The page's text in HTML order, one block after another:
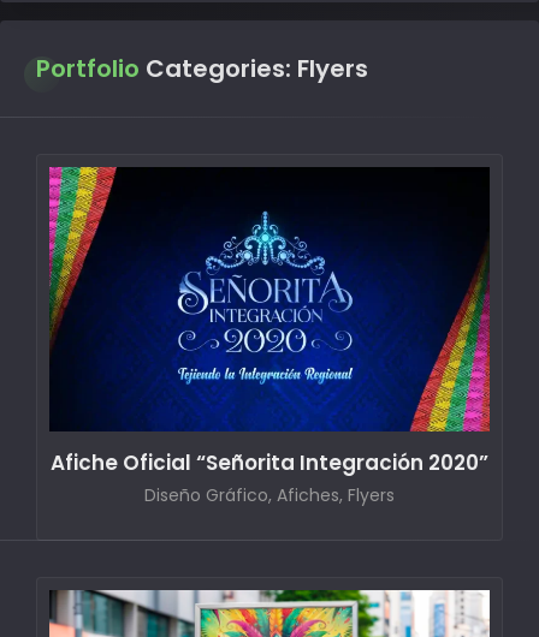
Portfolio Categories: Flyers
Afiche Oficial “Señorita Integración 2020”
Diseño Gráfico, Afiches, Flyers